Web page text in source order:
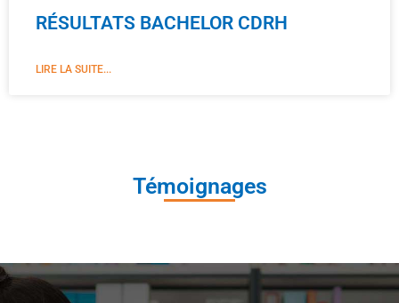
RÉSULTATS BACHELOR CDRH
LIRE LA SUITE...
Témoignages